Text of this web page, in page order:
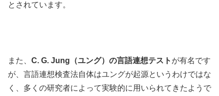
とされています。
また、 C. G. Jung（ユング）の言語連想テスト が有名です
が、言語連想検査法自体はユングが起源というわけではな
く、多くの研究者によって実験的に用いられてきたようで